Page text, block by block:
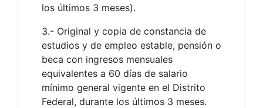
los últimos 3 meses).
3.- Original y copia de constancia de
estudios y de empleo estable, pensión o
beca con ingresos mensuales
equivalentes a 60 días de salario
mínimo general vigente en el Distrito
Federal, durante los últimos 3 meses.